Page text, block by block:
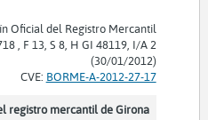
Oficial del Registro Mercantil
, F 13, S 8, H GI 48119, I/A 2
(30/01/2012)
CVE: BORME-A-2012-27-17
registro mercantil de Girona